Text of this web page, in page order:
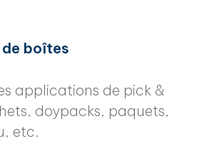
boîtes
applications de pick &
doypacks, paquets,
etc.